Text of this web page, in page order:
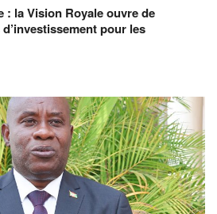
la Vision Royale ouvre de
pour les